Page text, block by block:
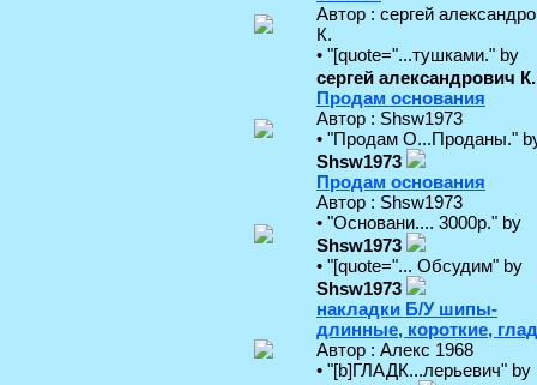
Автор : сергей
К.
• "[quote="...тушками." by
сергей александрович
Продам основания
Автор : Shsw1973
• "Продам О...Проданы."
Shsw1973
Продам основания
Автор : Shsw1973
• "Основани.... 3000р." by
Shsw1973
• "[quote="... Обсудим" by
Shsw1973
накладки Б/У шипы-
длинные, короткие,
Автор : Алекс 1968
• "[b]ГЛАДК...лерьевич" by